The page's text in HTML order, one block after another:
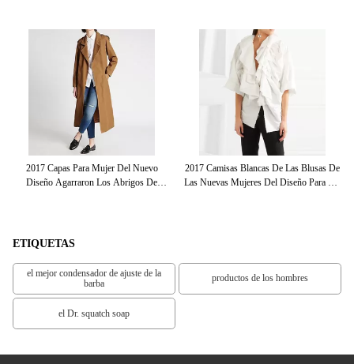
2017 Capas Para Mujer Del Nuevo
Diseño Agarraron Los Abrigos De
2017 Camisas Blancas De Las Blusas De
Las Nuevas Mujeres Del Diseño Para Las
ETIQUETAS
el mejor condensador de ajuste de la
barba
productos de los hombres
el Dr. squatch soap